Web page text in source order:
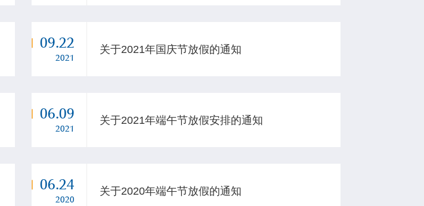
09.22
2021
关于2021年国庆节放假的通知
06.09
2021
关于2021年端午节放假安排的通知
06.24
2020
关于2020年端午节放假的通知